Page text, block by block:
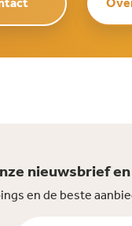
nieuwsbrief
en de beste